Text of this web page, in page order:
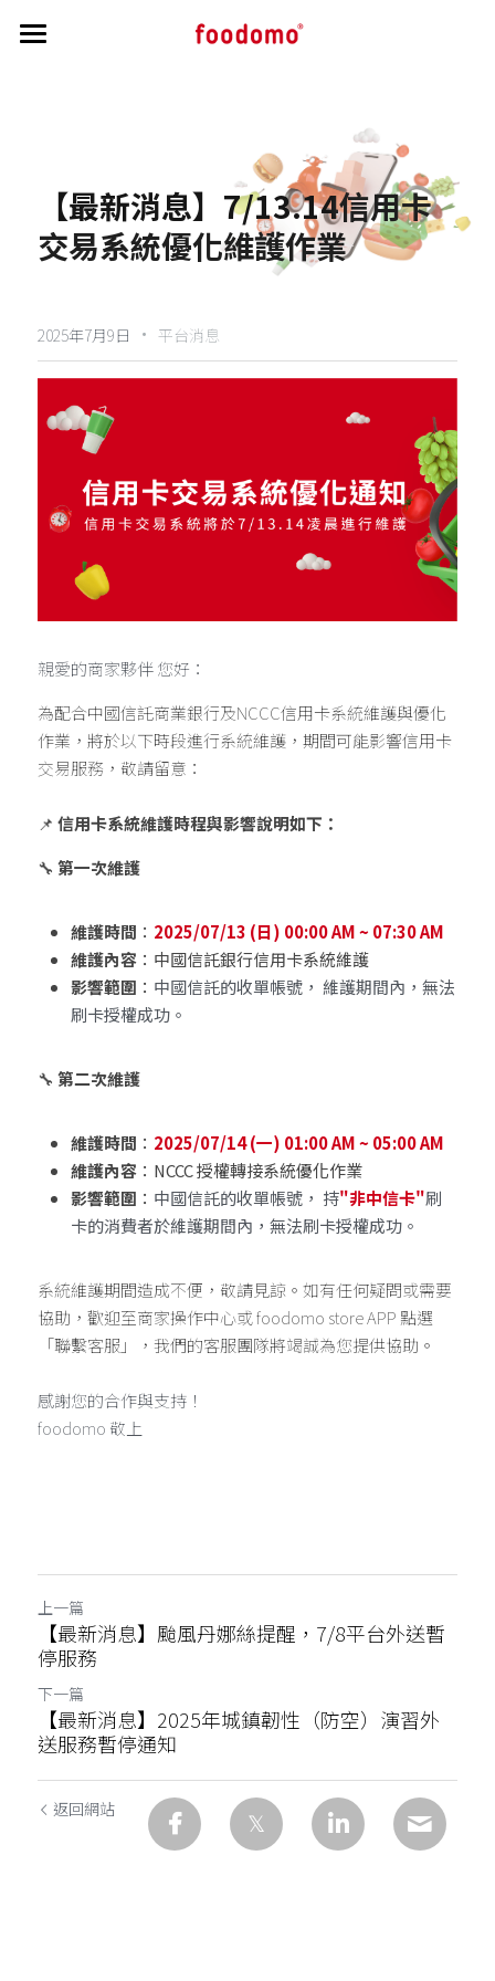
接單操作教學
菜單審核
主視覺照說明
營業狀態與公休調整
行銷秘訣
帳務相關資訊
負責人 / 財務資訊修改
公告區
商家洗錢防制驗證
實質受益人資訊
個人資料保護條文
【最新消息】7/13.14信用卡
交易系統優化維護作業
2025年7月9日 · 平台消息
親愛的商家夥伴 您好：
為配合中國信託商業銀行及NCCC信用卡系統維護與優化
作業，將於以下時段進行系統維護，期間可能影響信用卡
交易服務，敬請留意：
📌 信用卡系統維護時程與影響說明如下：
🔧 第一次維護
維護時間 ： 2025/07/13 (日) 00:00 AM ~ 07:30 AM
維護內容：中國信託銀行信用卡系統維護
影響範圍 ： 中國信託的收單帳號， 維護期間內，無法
刷卡授權成功。
🔧 第二次維護
維護時間 ： 2025/07/14 (一) 01:00 AM ~ 05:00 AM
維護內容：NCCC 授權轉接系統優化作業
影響範圍 ： 中國信託的收單帳號， 持"非中信卡"刷
卡的消費者於維護期間內，無法刷卡授權成功。
系統維護期間造成不便，敬請見諒。如有任何疑問或需要
協助，歡迎至商家操作中心或 foodomo store APP 點選
「聯繫客服」，我們的客服團隊將竭誠為您提供協助。
感謝您的合作與支持！
foodomo 敬上
上一篇
【最新消息】颱風丹娜絲提醒，7/8平台外送暫
停服務
下一篇
【最新消息】2025年城鎮韌性（防空）演習外
送服務暫停通知
返回網站